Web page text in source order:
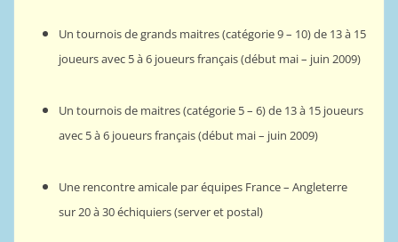
Un tournois de grands maitres (catégorie 9 – 10) de 13 à 15
joueurs avec 5 à 6 joueurs français (début mai – juin 2009)
Un tournois de maitres (catégorie 5 – 6) de 13 à 15 joueurs
avec 5 à 6 joueurs français (début mai – juin 2009)
Une rencontre amicale par équipes France – Angleterre
sur 20 à 30 échiquiers (server et postal)